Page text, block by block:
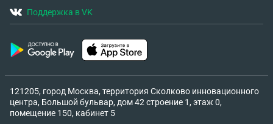
Поддержка в VK
121205, город Москва, территория Сколково инновационного
центра, Большой бульвар, дом 42 строение 1, этаж 0,
помещение 150, кабинет 5